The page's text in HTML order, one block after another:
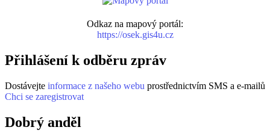
Odkaz na mapový portál:
https://osek.gis4u.cz
Přihlášení k odběru zpráv
Dostávejte informace z našeho webu prostřednictvím SMS a e-mailů
Chci se zaregistrovat
Dobrý anděl